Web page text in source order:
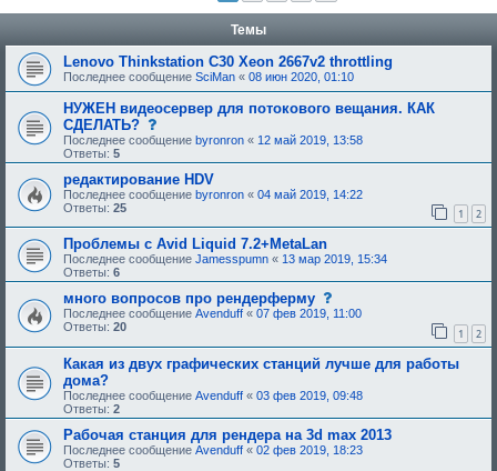
Темы
Lenovo Thinkstation C30 Xeon 2667v2 throttling
Последнее сообщение SciMan « 08 июн 2020, 01:10
НУЖЕН видеосервер для потокового вещания. КАК
СДЕЛАТЬ?
о
о
б
щ
е
н
е
,
т
р
е
б
у
ю
е
е
о
б
е
н
Последнее сообщение byronron « 12 май 2019, 13:58
Ответы: 5
редактирование HDV
Последнее сообщение byronron « 04 май 2019, 14:22
Ответы: 25 1 2
Проблемы с Avid Liquid 7.2+MetaLan
Последнее сообщение Jamesspumn « 13 мар 2019, 15:34
Ответы: 6
много вопросов про рендерферму
о
о
щ
е
н
и
е
,
р
е
Последнее сообщение Avenduff « 07 фев 2019, 11:00
Ответы: 20 1 2
Какая из двух графических станций лучше для работы
дома?
Последнее сообщение Avenduff « 03 фев 2019, 09:48
Ответы: 2
Рабочая станция для рендера на 3d max 2013
Последнее сообщение Avenduff « 02 фев 2019, 18:23
Ответы: 5